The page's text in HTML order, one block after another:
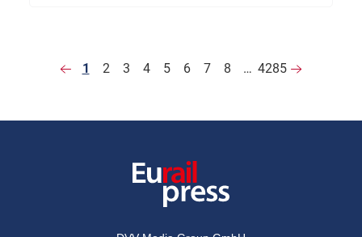
1 2 3 4 5 6 7 8 … 4285